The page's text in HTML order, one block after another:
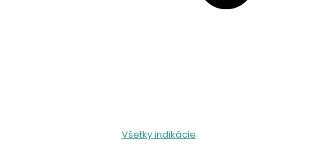
Všetky indikácie